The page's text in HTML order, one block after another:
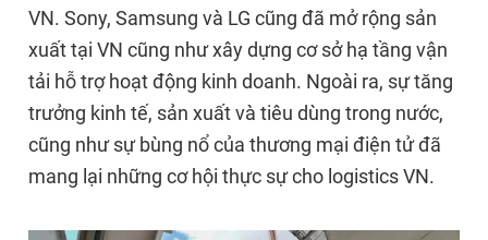
VN. Sony, Samsung và LG cũng đã mở rộng sản
xuất tại VN cũng như xây dựng cơ sở hạ tầng vận
tải hỗ trợ hoạt động kinh doanh. Ngoài ra, sự tăng
trưởng kinh tế, sản xuất và tiêu dùng trong nước,
cũng như sự bùng nổ của thương mại điện tử đã
mang lại những cơ hội thực sự cho logistics VN.